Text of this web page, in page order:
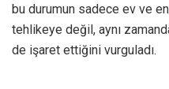
bu durumun sadece ev ve
tehlikeye değil, aynı
de işaret ettiğini vurguladı.